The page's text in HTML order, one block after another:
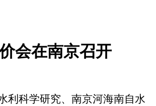
会在南京召开
利科学研究、南京河海南自水